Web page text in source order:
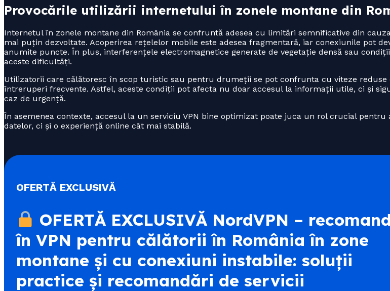
Provocările utilizării internetului în zonele montane din
Internetul în zonele montane din România se confruntă adesea cu limitări semnificative din
mai puțin dezvoltate. Acoperirea rețelelor mobile este adesea fragmentară, iar conexiunile pot
anumite puncte. În plus, interferențele electromagnetice generate de vegetație densă sau
aceste dificultăți.
Utilizatorii care călătoresc în scop turistic sau pentru drumeții se pot confrunta cu viteze reduse
întreruperi frecvente. Astfel, aceste condiții pot afecta nu doar accesul la informații utile, ci și
caz de urgență.
În asemenea contexte, accesul la un serviciu VPN bine optimizat poate juca un rol crucial
datelor, ci și o experiență online cât mai stabilă.
OFERTĂ EXCLUSIVĂ
OFERTĂ EXCLUSIVĂ NordVPN –
în VPN pentru călătorii în România în zone
montane și cu conexiuni instabile: soluții
practice și recomandări de servicii